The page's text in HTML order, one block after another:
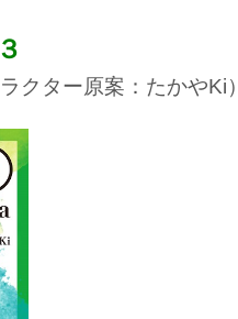
ター原案：たかやKi）